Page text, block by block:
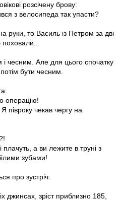
розсічену брову:
з велосипеда так упасти?
руки, то Василь із Петром за дві
поховали...
чесним. Але для цього спочатку
бути чесним.
операцію!
півроку чекав чергу на
а ви лежите в труні з
зубами!
про зустріч:
джинсах, зріст приблизно 185,